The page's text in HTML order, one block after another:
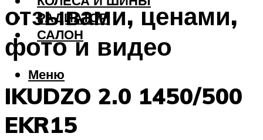
РАДИАТОР
САЛОН
Меню
отзывами, ценами,
фото и видео
IKUDZO 2.0 1450/500
EKR15